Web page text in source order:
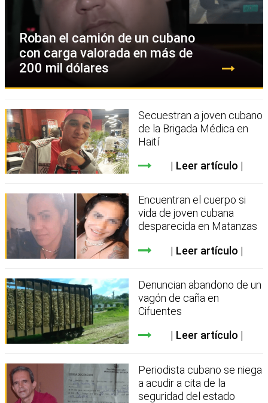
Roban el camión de un cubano
con carga valorada en más de
200 mil dólares
Secuestran a joven cubano
de la Brigada Médica en
Haití
Leer artículo
Encuentran el cuerpo si
vida de joven cubana
desparecida en Matanzas
Leer artículo
Denuncian abandono de un
vagón de caña en
Cifuentes
Leer artículo
Periodista cubano se niega
a acudir a cita de la
seguridad del estado